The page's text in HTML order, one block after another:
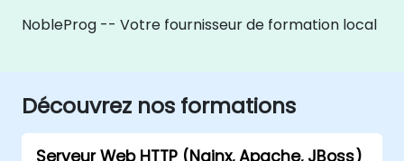
NobleProg -- Votre fournisseur de formation local
Découvrez nos formations
Serveur Web HTTP (Nginx, Apache, JBoss)